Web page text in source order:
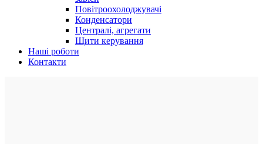
Повітроохолоджувачі
Конденсатори
Централі, агрегати
Щити керування
Наші роботи
Контакти